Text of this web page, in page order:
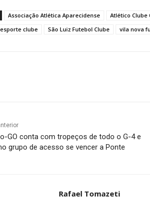
Associação Atlética Aparecidense Atlético Clube
clube
São Luiz Futebol Clube vila nova
GO conta com tropeços de todo o G-4 e
grupo de acesso se vencer a Ponte
Rafael Tomazeti